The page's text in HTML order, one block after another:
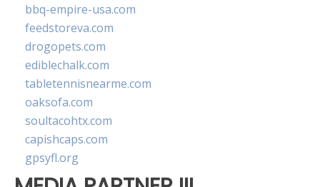
bbq-empire-usa.com
feedstoreva.com
drogopets.com
ediblechalk.com
tabletennisnearme.com
oaksofa.com
soultacohtx.com
capishcaps.com
gpsyfl.org